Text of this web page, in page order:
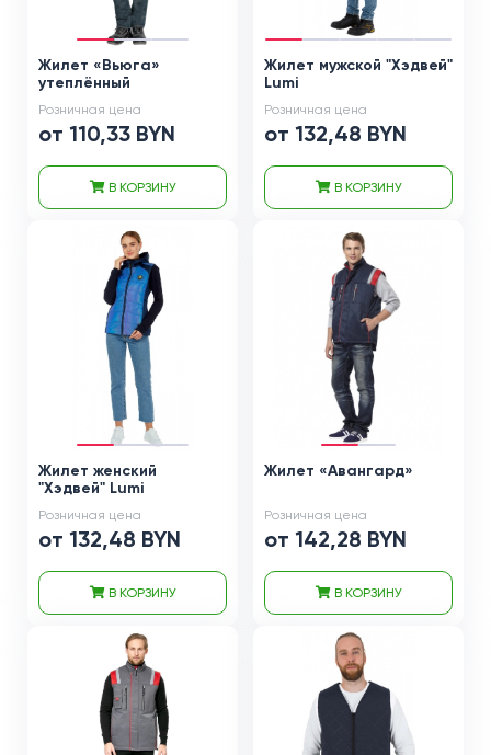
Жилет «Вьюга»
утеплённый
Розничная цена
от 110,33 BYN
В КОРЗИНУ
Жилет мужской "Хэдвей"
Lumi
Розничная цена
от 132,48 BYN
В КОРЗИНУ
Жилет женский
"Хэдвей" Lumi
Розничная цена
от 132,48 BYN
В КОРЗИНУ
Жилет «Авангард»
Розничная цена
от 142,28 BYN
В КОРЗИНУ